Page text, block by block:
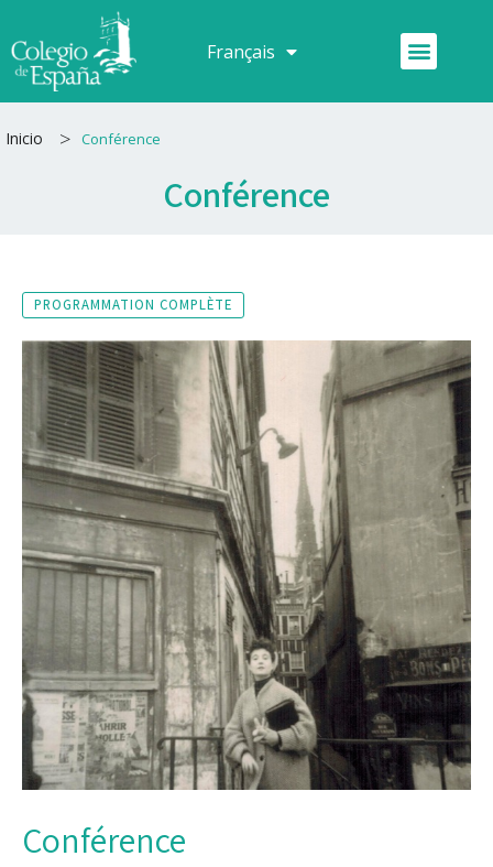
au
contenu
Français
Español Menu
Inicio > Conférence
Conférence
PROGRAMMATION COMPLÈTE
Conférence